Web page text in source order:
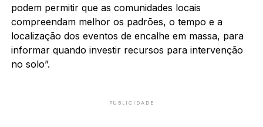
podem permitir que as comunidades locais
compreendam melhor os padrões, o tempo e a
localização dos eventos de encalhe em massa, para
informar quando investir recursos para intervenção
no solo”.
PUBLICIDADE